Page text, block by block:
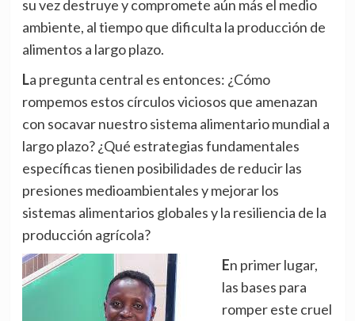
su vez destruye y compromete aún más el medio
ambiente, al tiempo que dificulta la producción de
alimentos a largo plazo.
La pregunta central es entonces: ¿Cómo
rompemos estos círculos viciosos que amenazan
con socavar nuestro sistema alimentario mundial a
largo plazo? ¿Qué estrategias fundamentales
específicas tienen posibilidades de reducir las
presiones medioambientales y mejorar los
sistemas alimentarios globales y la resiliencia de la
producción agrícola?
En primer lugar,
las bases para
romper este cruel